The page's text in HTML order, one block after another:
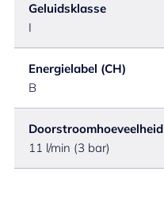
Geluidsklasse
I
Energielabel (CH)
B
Doorstroomhoeveelheid
11 l/min (3 bar)